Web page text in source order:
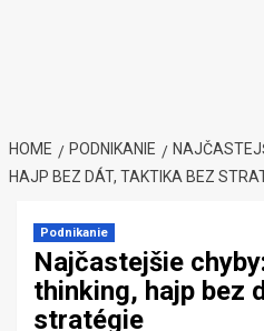
HOME PODNIKANIE
HAJP BEZ DÁT, TAKTIKA BEZ
Podnikanie
Najčastejšie
thinking, hajp bez
stratégie